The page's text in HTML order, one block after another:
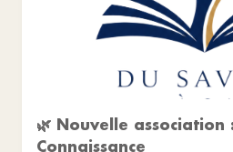
🌿 Nouvelle
Connaissance